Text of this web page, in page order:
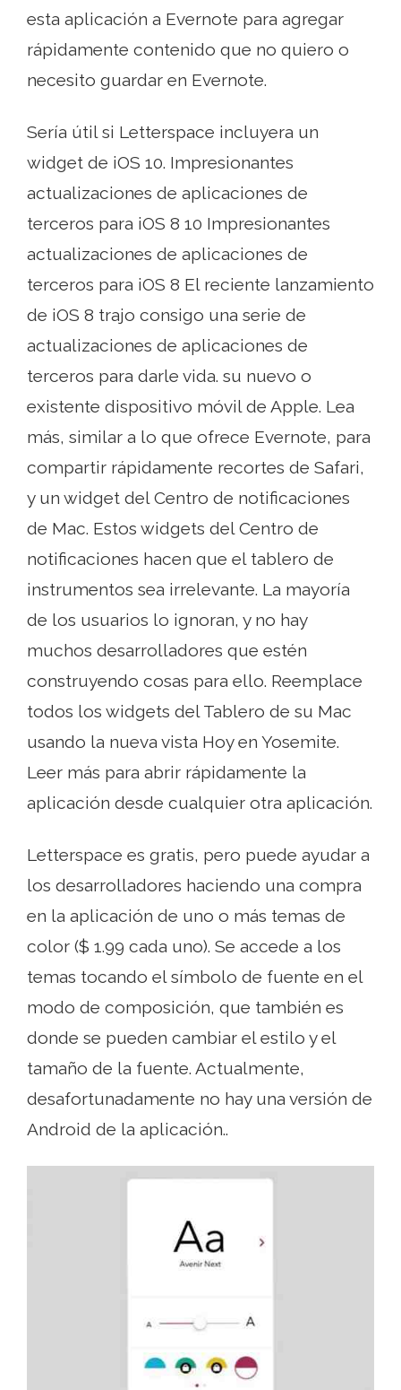
esta aplicación a Evernote para agregar
rápidamente contenido que no quiero o
necesito guardar en Evernote.
Sería útil si Letterspace incluyera un
widget de iOS 10. Impresionantes
actualizaciones de aplicaciones de
terceros para iOS 8 10 Impresionantes
actualizaciones de aplicaciones de
terceros para iOS 8 El reciente lanzamiento
de iOS 8 trajo consigo una serie de
actualizaciones de aplicaciones de
terceros para darle vida. su nuevo o
existente dispositivo móvil de Apple. Lea
más, similar a lo que ofrece Evernote, para
compartir rápidamente recortes de Safari,
y un widget del Centro de notificaciones
de Mac. Estos widgets del Centro de
notificaciones hacen que el tablero de
instrumentos sea irrelevante. La mayoría
de los usuarios lo ignoran, y no hay
muchos desarrolladores que estén
construyendo cosas para ello. Reemplace
todos los widgets del Tablero de su Mac
usando la nueva vista Hoy en Yosemite.
Leer más para abrir rápidamente la
aplicación desde cualquier otra aplicación.
Letterspace es gratis, pero puede ayudar a
los desarrolladores haciendo una compra
en la aplicación de uno o más temas de
color ($ 1.99 cada uno). Se accede a los
temas tocando el símbolo de fuente en el
modo de composición, que también es
donde se pueden cambiar el estilo y el
tamaño de la fuente. Actualmente,
desafortunadamente no hay una versión de
Android de la aplicación..